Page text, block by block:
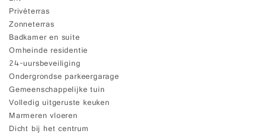
Privéterras
Zonneterras
Badkamer en suite
Omheinde residentie
24-uursbeveiliging
Ondergrondse parkeergarage
Gemeenschappelijke tuin
Volledig uitgeruste keuken
Marmeren vloeren
Dicht bij het centrum